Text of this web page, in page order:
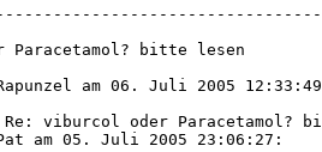
Paracetamol? bitte lesen
am 06. Juli 2005
viburcol oder Paracetamol?
am 05. Juli 2005 23:06:27: